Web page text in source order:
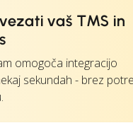
vaš TMS in
omogoča integracijo
sekundah - brez